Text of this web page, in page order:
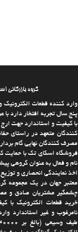
گروه بازرگانی
وارد كننده قطعات الکترونیک
پنج سال تجربه افتخار دارد
با كیفیت و استاندارد جهت
كنندگان متعهد در راستای
مصرف كنندگان نهایی گام
فروشگاه اسکای تک با حمایت
نام و فعال به عنوان گروهی
اخذ نمایندگی انحصاری و
معتبر جهان در یك مجموعه
چشمگیر مشتریان صادق و
خرید قطعات الکترونیک با
نامرغوب و غیر استاندارد